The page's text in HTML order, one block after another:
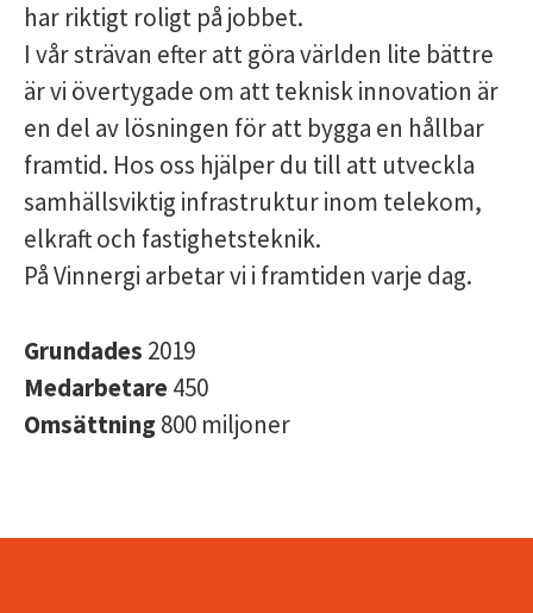
har riktigt roligt på jobbet.
I vår strävan efter att göra världen lite bättre
är vi övertygade om att teknisk innovation är
en del av lösningen för att bygga en hållbar
framtid. Hos oss hjälper du till att utveckla
samhällsviktig infrastruktur inom telekom,
elkraft och fastighetsteknik.
På Vinnergi arbetar vi i framtiden varje dag.
Grundades 2019
Medarbetare450
Omsättning800 miljoner